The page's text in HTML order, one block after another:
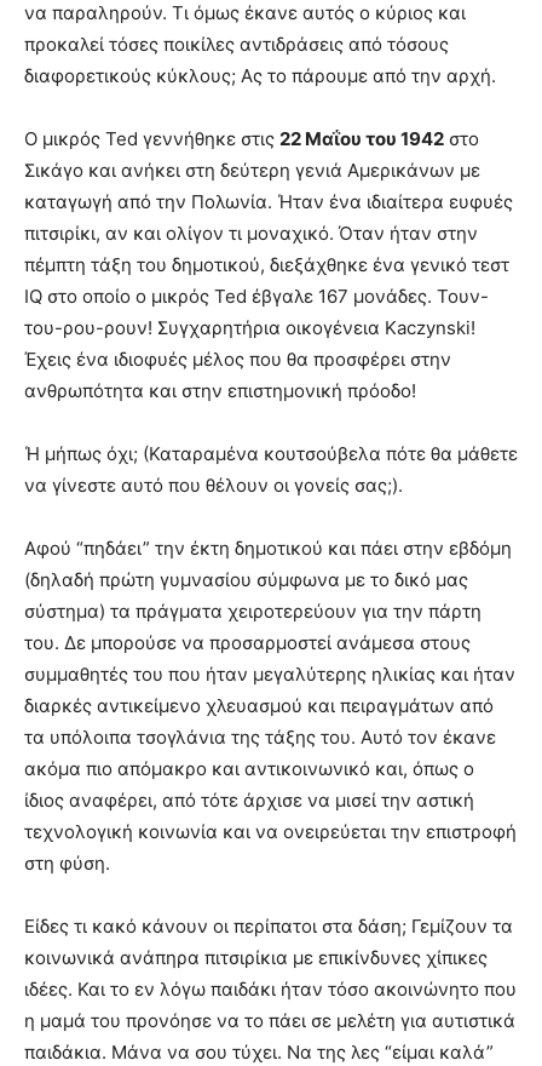
να παραληρούν. Τι όμως έκανε αυτός ο κύριος και
προκαλεί τόσες ποικίλες αντιδράσεις από τόσους
διαφορετικούς κύκλους; Ας το πάρουμε από την αρχή.
Ο μικρός Ted γεννήθηκε στις 22 Μαΐου του 1942 στο
Σικάγο και ανήκει στη δεύτερη γενιά Αμερικάνων με
καταγωγή από την Πολωνία. Ήταν ένα ιδιαίτερα ευφυές
πιτσιρίκι, αν και ολίγον τι μοναχικό. Όταν ήταν στην
πέμπτη τάξη του δημοτικού, διεξάχθηκε ένα γενικό τεστ
IQ στο οποίο ο μικρός Ted έβγαλε 167 μονάδες. Τουν-
του-ρου-ρουν! Συγχαρητήρια οικογένεια Kaczynski!
Έχεις ένα ιδιοφυές μέλος που θα προσφέρει στην
ανθρωπότητα και στην επιστημονική πρόοδο!
Ή μήπως όχι; (Καταραμένα κουτσούβελα πότε θα μάθετε
να γίνεστε αυτό που θέλουν οι γονείς σας;).
Αφού “πηδάει” την έκτη δημοτικού και πάει στην εβδόμη
(δηλαδή πρώτη γυμνασίου σύμφωνα με το δικό μας
σύστημα) τα πράγματα χειροτερεύουν για την πάρτη
του. Δε μπορούσε να προσαρμοστεί ανάμεσα στους
συμμαθητές του που ήταν μεγαλύτερης ηλικίας και ήταν
διαρκές αντικείμενο χλευασμού και πειραγμάτων από
τα υπόλοιπα τσογλάνια της τάξης του. Αυτό τον έκανε
ακόμα πιο απόμακρο και αντικοινωνικό και, όπως ο
ίδιος αναφέρει, από τότε άρχισε να μισεί την αστική
τεχνολογική κοινωνία και να ονειρεύεται την επιστροφή
στη φύση.
Είδες τι κακό κάνουν οι περίπατοι στα δάση; Γεμίζουν τα
κοινωνικά ανάπηρα πιτσιρίκια με επικίνδυνες χίπικες
ιδέες. Και το εν λόγω παιδάκι ήταν τόσο ακοινώνητο που
η μαμά του προνόησε να το πάει σε μελέτη για αυτιστικά
παιδάκια. Μάνα να σου τύχει. Να της λες “είμαι καλά”